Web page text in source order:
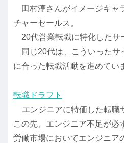
田村淳さんがイメージキャ
チャーセールス。
20代営業転職に特化したサ
同じ20代は、こういったサ
に合った転職活動を進めてい
転職ドラフト
エンジニアに特価した転職
この先、エンジニア不足が必
労働市場においてエンジニア